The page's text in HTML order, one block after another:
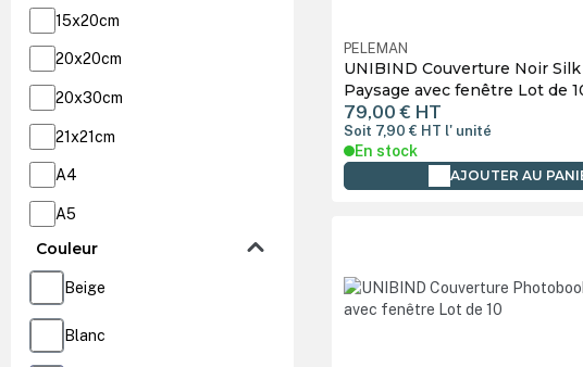
15x20cm
20x20cm
20x30cm
21x21cm
A4
A5
Couleur
Beige
Blanc
PELEMAN
UNIBIND Couverture Noir
Paysage avec fenêtre Lot de
79,00 € HT
Soit 7,90 € HT l' unité
En stock
AJOUTER AU